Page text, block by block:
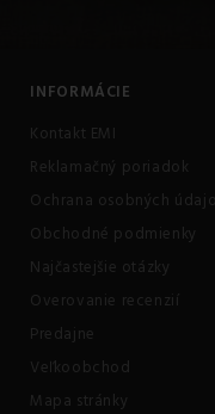
INFORMÁCIE
Kontakt EMI
Reklamačný poriadok
Ochrana osobných
Obchodné podmienky
Najčastejšie otázky
Overovanie recenzií
Predajne
Veľkoobchod
Mapa stránky